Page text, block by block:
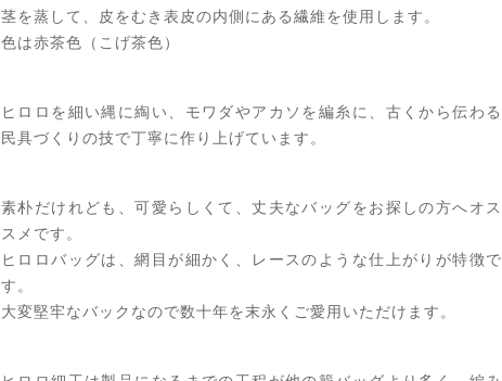
茎を蒸して、皮をむき表皮の内側にある繊維を使用します。
色は赤茶色（こげ茶色）
ヒロロを細い縄に綯い、モワダやアカソを編糸に、古くから伝わる
民具づくりの技で丁寧に作り上げています。
素朴だけれども、可愛らしくて、丈夫なバッグをお探しの方へオス
スメです。
ヒロロバッグは、網目が細かく、レースのような仕上がりが特徴で
す。
大変堅牢なバックなので数十年を末永くご愛用いただけます。